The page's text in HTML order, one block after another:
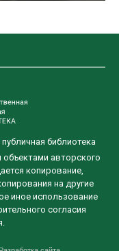
библиотека
авторского
копирование,
на другие
иное использование
согласия